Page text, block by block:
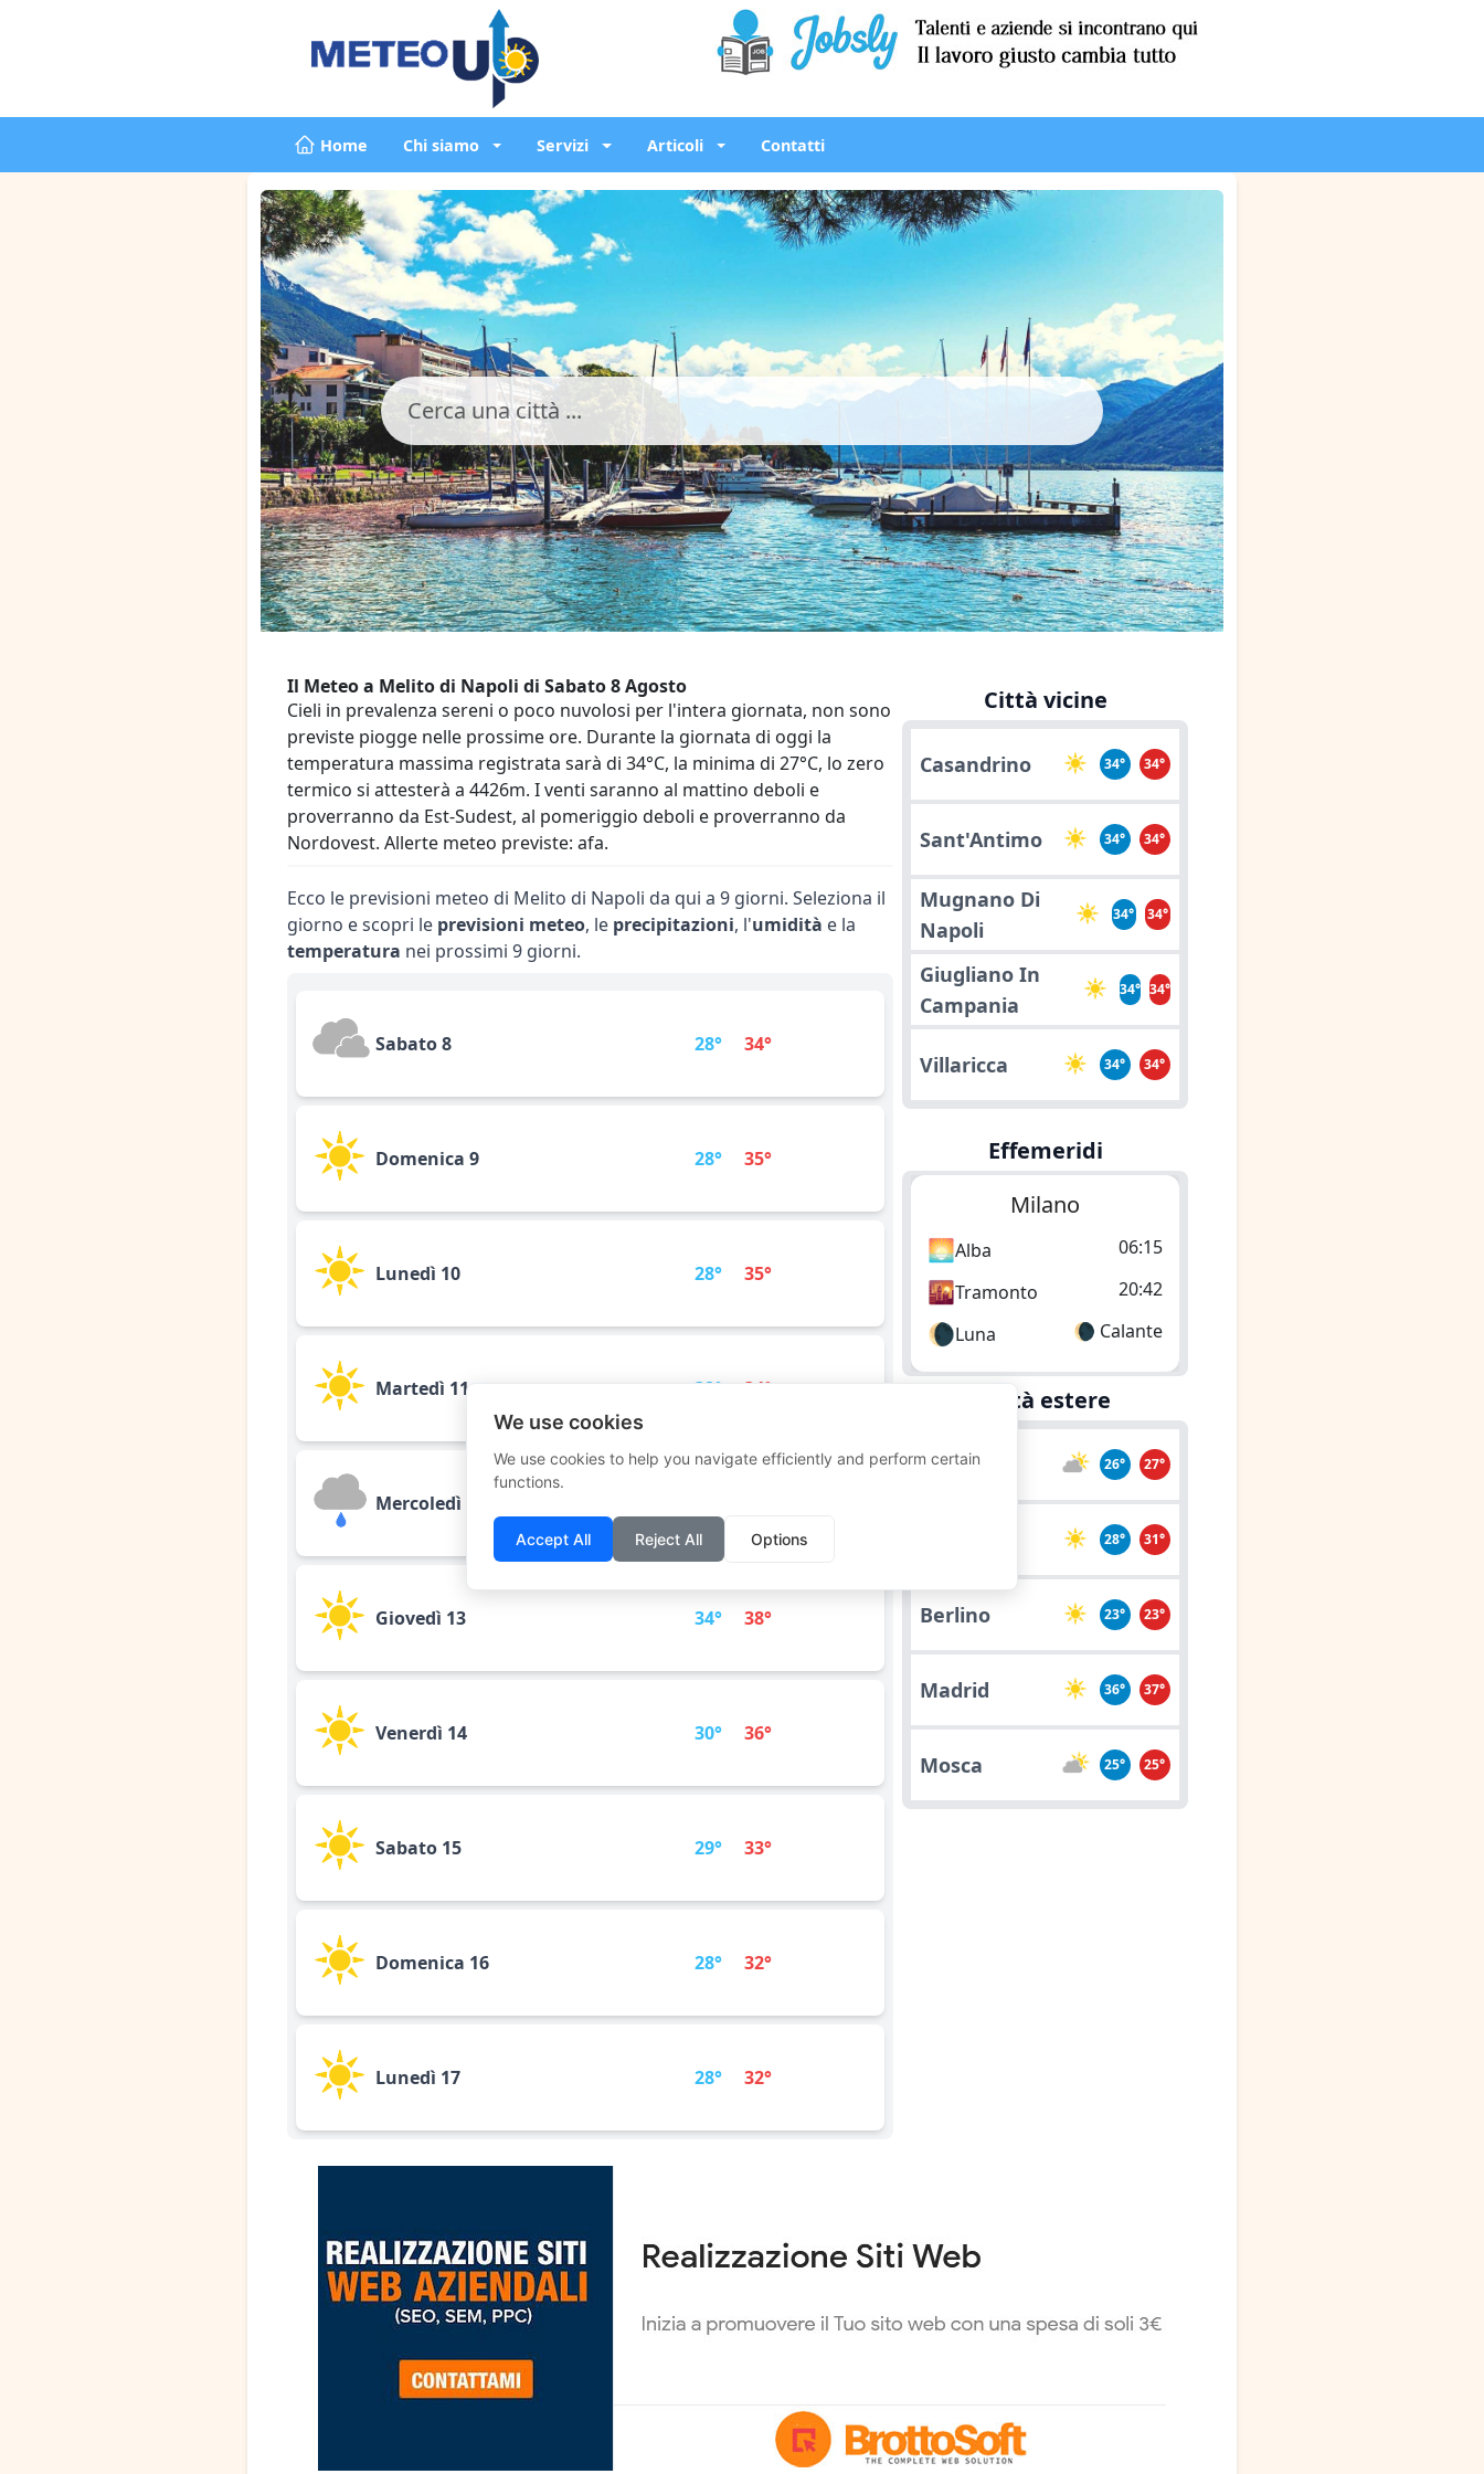
Home Chi siamo Servizi Articoli Contatti
Il Meteo a Melito di Napoli di Sabato 8 Agosto
Cieli in prevalenza sereni o poco nuvolosi per l'intera giornata, non sono
previste piogge nelle prossime ore. Durante la giornata di oggi la
temperatura massima registrata sarà di 34°C, la minima di 27°C, lo zero
termico si attesterà a 4426m. I venti saranno al mattino deboli e
proverranno da Est-Sudest, al pomeriggio deboli e proverranno da
Nordovest. Allerte meteo previste: afa.
Ecco le previsioni meteo di Melito di Napoli da qui a 9 giorni. Seleziona il
giorno e scopri le previsioni meteo, le precipitazioni, l'umidità e la
temperatura nei prossimi 9 giorni.
Sabato 8 28° 34°
Domenica 9 28° 35°
Lunedì 10 28° 35°
Martedì 11 32° 34°
Mercoledì 12
Giovedì 13 34° 38°
Venerdì 14 30° 36°
Sabato 15 29° 33°
Domenica 16 28° 32°
Lunedì 17 28° 32°
Città vicine
Casandrino 34° 34°
Sant'Antimo 34° 34°
Mugnano Di
Napoli
34° 34°
Giugliano In
Campania
34° 34°
Villaricca 34° 34°
Effemeridi
Milano
🌅Alba 06:15
🌇Tramonto 20:42
🌘Luna 🌘 Calante
Città estere
Londra 26° 27°
28° 31°
Berlino 23° 23°
Madrid 36° 37°
Mosca 25° 25°
We use cookies
We use cookies to help you navigate efficiently and perform certain
functions.
Accept All Reject All Options